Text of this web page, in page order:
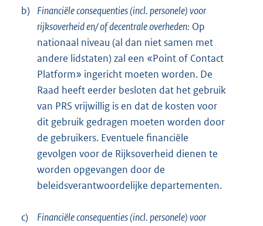
b) Financiële consequenties (incl. personele) voor
rijksoverheid en/ of decentrale overheden: Op
nationaal niveau (al dan niet samen met
andere lidstaten) zal een «Point of Contact
Platform» ingericht moeten worden. De
Raad heeft eerder besloten dat het gebruik
van PRS vrijwillig is en dat de kosten voor
dit gebruik gedragen moeten worden door
de gebruikers. Eventuele financiële
gevolgen voor de Rijksoverheid dienen te
worden opgevangen door de
beleidsverantwoordelijke departementen.
c)
Financiële consequenties (incl. personele) voor